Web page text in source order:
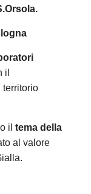
il
territorio
il tema della
al valore